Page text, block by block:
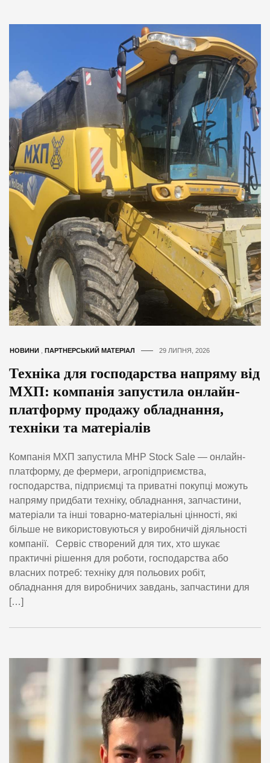
НОВИНИ ПАРТНЕРСЬКИЙ МАТЕРІАЛ 29 ЛИПНЯ, 2026
Техніка для господарства напряму від
МХП: компанія запустила онлайн-
платформу продажу обладнання,
техніки та матеріалів
Компанія МХП запустила MHP Stock Sale — онлайн-
платформу, де фермери, агропідприємства,
господарства, підприємці та приватні покупці можуть
напряму придбати техніку, обладнання, запчастини,
матеріали та інші товарно-матеріальні цінності, які
більше не використовуються у виробничій діяльності
компанії. Сервіс створений для тих, хто шукає
практичні рішення для роботи, господарства або
власних потреб: техніку для польових робіт,
обладнання для виробничих завдань, запчастини для
[…]